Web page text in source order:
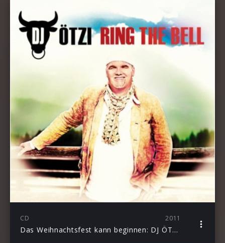
CD 2011
Das Weihnachtsfest kann beginnen: DJ ÖTZI mit “Ring The Bell”!